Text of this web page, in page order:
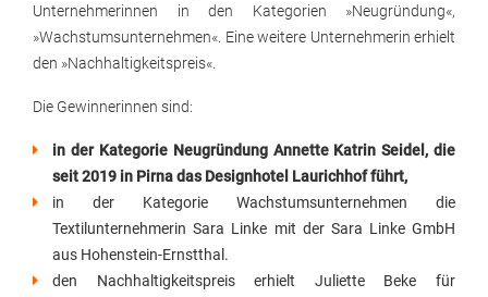
Unternehmerinnen in den Kategorien »Neugründung«,
»Wachstumsunternehmen«. Eine weitere Unternehmerin erhielt
den »Nachhaltigkeitspreis«.
Die Gewinnerinnen sind:
in der Kategorie Neugründung Annette Katrin Seidel, die
seit 2019 in Pirna das Designhotel Laurichhof führt,
in der Kategorie Wachstumsunternehmen die
Textilunternehmerin Sara Linke mit der Sara Linke GmbH
aus Hohenstein-Ernstthal.
den Nachhaltigkeitspreis erhielt Juliette Beke für